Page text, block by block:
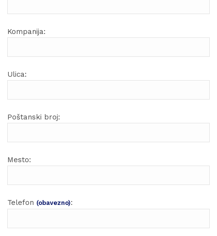
Kompanija:
Ulica:
Poštanski broj:
Mesto:
Telefon (obavezno):